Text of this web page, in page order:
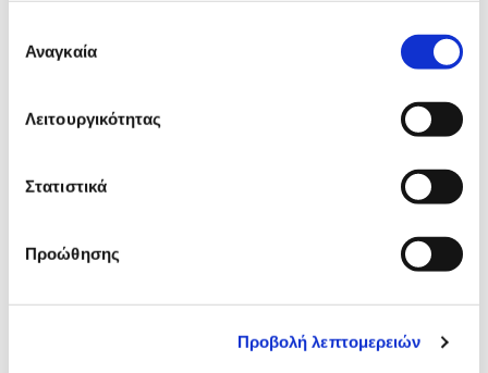
συγκατάθεσης
Αναγκαία
Λειτουργικότητας
Στατιστικά
Προώθησης
Προβολή λεπτομερειών
προϊόντος
Κάτι μας λέει πως τα παρακάτω